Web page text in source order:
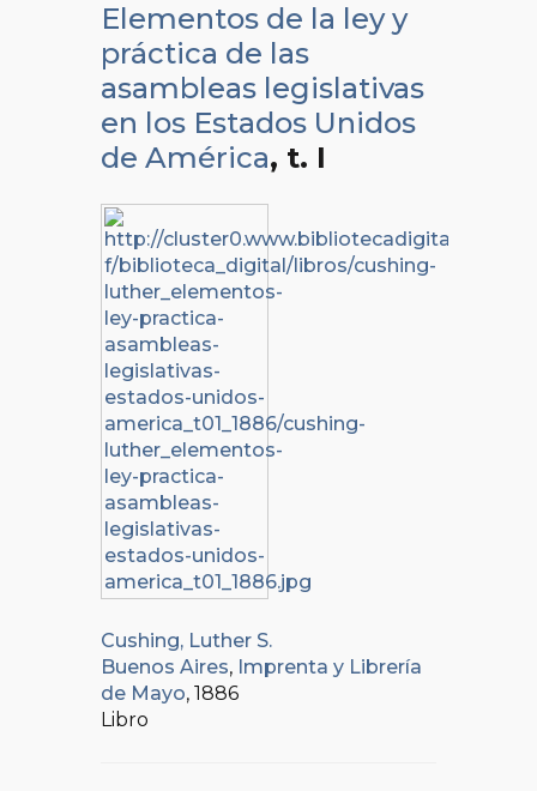
Elementos de la ley y
práctica de las
asambleas legislativas
en los Estados Unidos
de América, t. I
Cushing, Luther S.
Buenos Aires, Imprenta y Librería
de Mayo, 1886
Libro